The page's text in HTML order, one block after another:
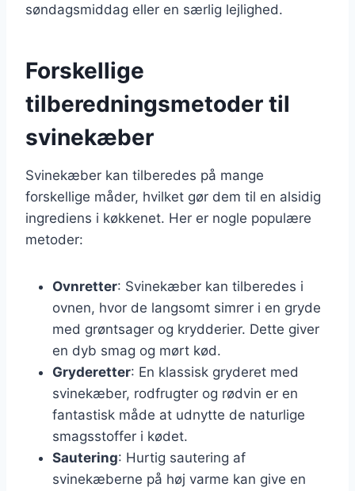
søndagsmiddag eller en særlig lejlighed.
Forskellige
tilberedningsmetoder til
svinekæber
Svinekæber kan tilberedes på mange
forskellige måder, hvilket gør dem til en alsidig
ingrediens i køkkenet. Her er nogle populære
metoder:
Ovnretter: Svinekæber kan tilberedes i
ovnen, hvor de langsomt simrer i en gryde
med grøntsager og krydderier. Dette giver
en dyb smag og mørt kød.
Gryderetter: En klassisk gryderet med
svinekæber, rodfrugter og rødvin er en
fantastisk måde at udnytte de naturlige
smagsstoffer i kødet.
Sautering: Hurtig sautering af
svinekæberne på høj varme kan give en